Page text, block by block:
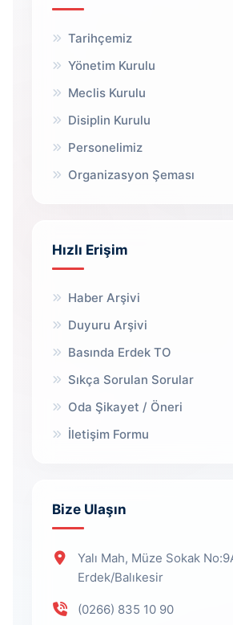
Tarihçemiz
Yönetim Kurulu
Meclis Kurulu
Disiplin Kurulu
Personelimiz
Organizasyon Şeması
Hızlı Erişim
Haber Arşivi
Duyuru Arşivi
Basında Erdek TO
Sıkça Sorulan Sorular
Oda Şikayet / Öneri
İletişim Formu
Bize Ulaşın
Yalı Mah, Müze Sokak
Erdek/Balıkesir
(0266) 835 10 90